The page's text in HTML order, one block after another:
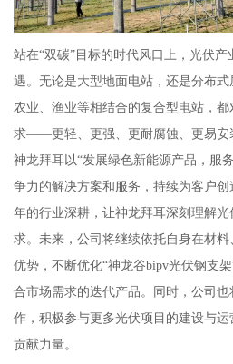
站在“双碳”目标的时代风口上，光伏
遇。无论是大型地面电站，还是分布式
农业、渔业等相结合的复合型电站，
求——更轻、更强、更耐腐蚀、更易安
神龙拜耳以“发展绿色新能源产品，服
争力的解决方案和服务，持续为客户
年的行业深耕，让神龙拜耳深刻理解
求。未来，公司将继续依托自身在材
优势，不断优化“神龙谷bipv光伏钢支
合市场需求的迭代产品。同时，公司
作，积极参与更多光伏项目的建设与
贡献力量。